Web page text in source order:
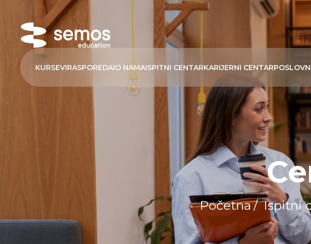
KURSEVIRASPOREDAIO NAMAISPITNI CENTARKARIJERNI CENTAR
Početna/Ispitni